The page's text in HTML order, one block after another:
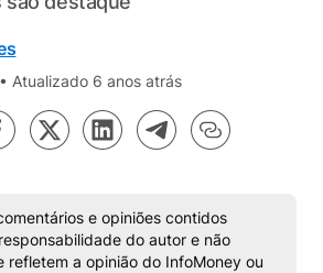
• Atualizado 6 anos atrás
e opiniões contidos
do autor e não
refletem a opinião do InfoMoney ou